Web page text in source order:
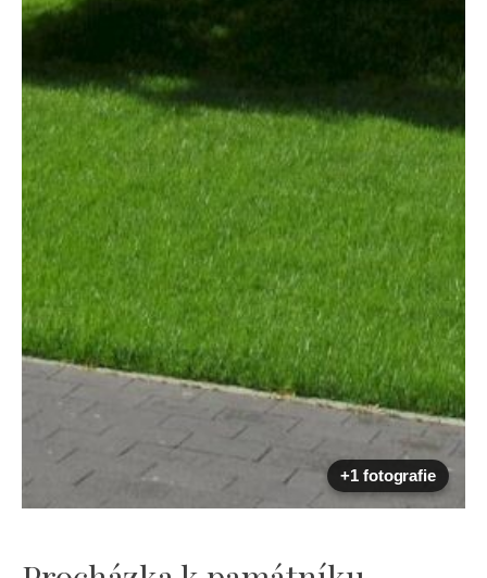
+1 fotografie